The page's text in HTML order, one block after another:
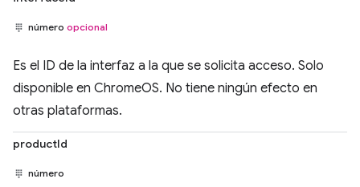
número opcional
Es el ID de la interfaz a la que se solicita acceso. Solo
disponible en ChromeOS. No tiene ningún efecto en
otras plataformas.
productId
número